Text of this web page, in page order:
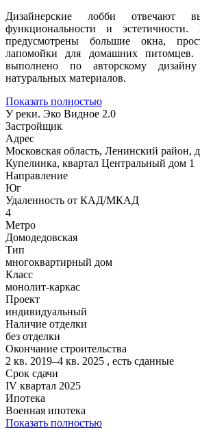
Дизайнерские лобби отвечают
функциональности и
предусмотрены большие окна,
лапомойки для домашних питомцев.
выполнено по авторскому
натуральных материалов.
Показать полностью
У реки. Эко Видное 2.0
Застройщик
Адрес
Московская область, Ленинский район,
Купелинка, квартал Центральный дом 1
Направление
Юг
Удаленность от КАД/МКАД
4
Метро
Домодедовская
Тип
многоквартирный дом
Класс
монолит-каркас
Проект
индивидуальный
Наличие отделки
без отделки
Окончание строительства
2 кв. 2019–4 кв. 2025 , есть сданные
Срок сдачи
IV квартал 2025
Ипотека
Военная ипотека
Показать полностью